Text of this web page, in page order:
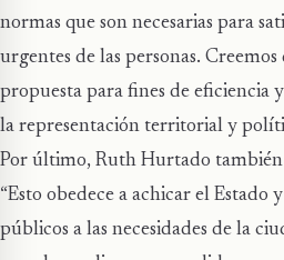
normas que son necesarias para
urgentes de las personas. Creemos
propuesta para fines de eficiencia
la representación territorial y
Por último, Ruth Hurtado también
“Esto obedece a achicar el Estado
públicos a las necesidades de la